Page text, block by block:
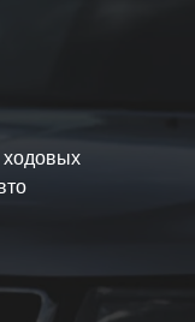
ходовых